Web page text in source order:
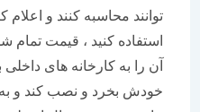
توانند محاسبه کنند و اعلام کنند
استفاده کنید ، قیمت تمام شده
آن را به کارخانه های داخلی
خودش بخرد و نصب کند و به این